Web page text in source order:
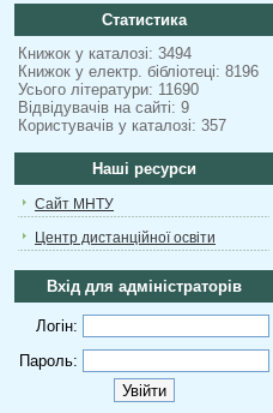
Статистика
Книжок у каталозі: 3494
Книжок у електр. бібліотеці: 8196
Усього літератури: 11690
Відвідувачів на сайті: 9
Користувачів у каталозі: 357
Наші ресурси
Сайт МНТУ
Центр дистанційної освіти
Вхід для адміністраторів
Логін:
Пароль: